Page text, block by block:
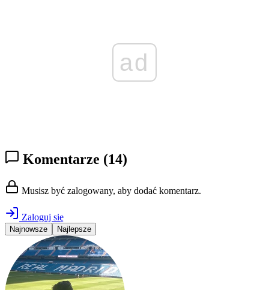
ad
Komentarze (14)
Musisz być zalogowany, aby dodać komentarz.
Zaloguj się
Najnowsze Najlepsze